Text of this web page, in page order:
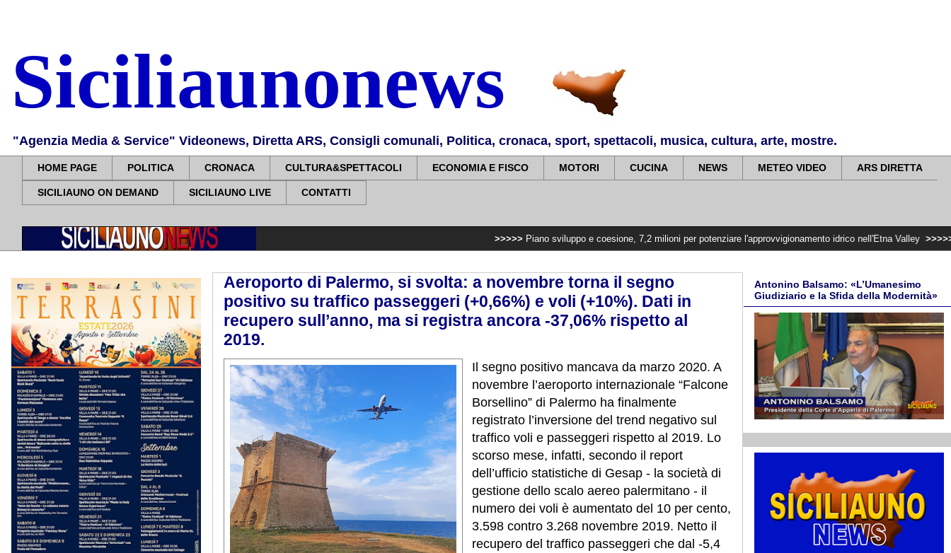
Siciliaunonews
"Agenzia Media & Service" Videonews, Diretta ARS, Consigli comunali, Politica, cronaca, sport, spettacoli, musica, cultura, arte, mostre.
HOME PAGE POLITICA CRONACA CULTURA&SPETTACOLI ECONOMIA E FISCO MOTORI CUCINA NEWS METEO VIDEO ARS DIRETTA
SICILIAUNO ON DEMAND SICILIAUNO LIVE CONTATTI
Piano sviluppo e coesione, 7,2 milioni per potenziare l'approvvigionamento idrico nell'Etna Valley >>>>> Violenza di
Aeroporto di Palermo, si svolta: a novembre torna il segno
positivo su traffico passeggeri (+0,66%) e voli (+10%). Dati in
recupero sull’anno, ma si registra ancora -37,06% rispetto al
2019.
Il segno positivo mancava da marzo 2020. A
novembre l’aeroporto internazionale “Falcone
Borsellino” di Palermo ha finalmente
registrato l’inversione del trend negativo sul
traffico voli e passeggeri rispetto al 2019. Lo
scorso mese, infatti, secondo il report
dell’ufficio statistiche di Gesap - la società di
gestione dello scalo aereo palermitano - il
numero dei voli è aumentato del 10 per cento,
3.598 contro 3.268 novembre 2019. Netto il
recupero del traffico passeggeri che dal -5,4
Antonino Balsamo: «L’Umanesimo
Giudiziario e la Sfida della Modernità»